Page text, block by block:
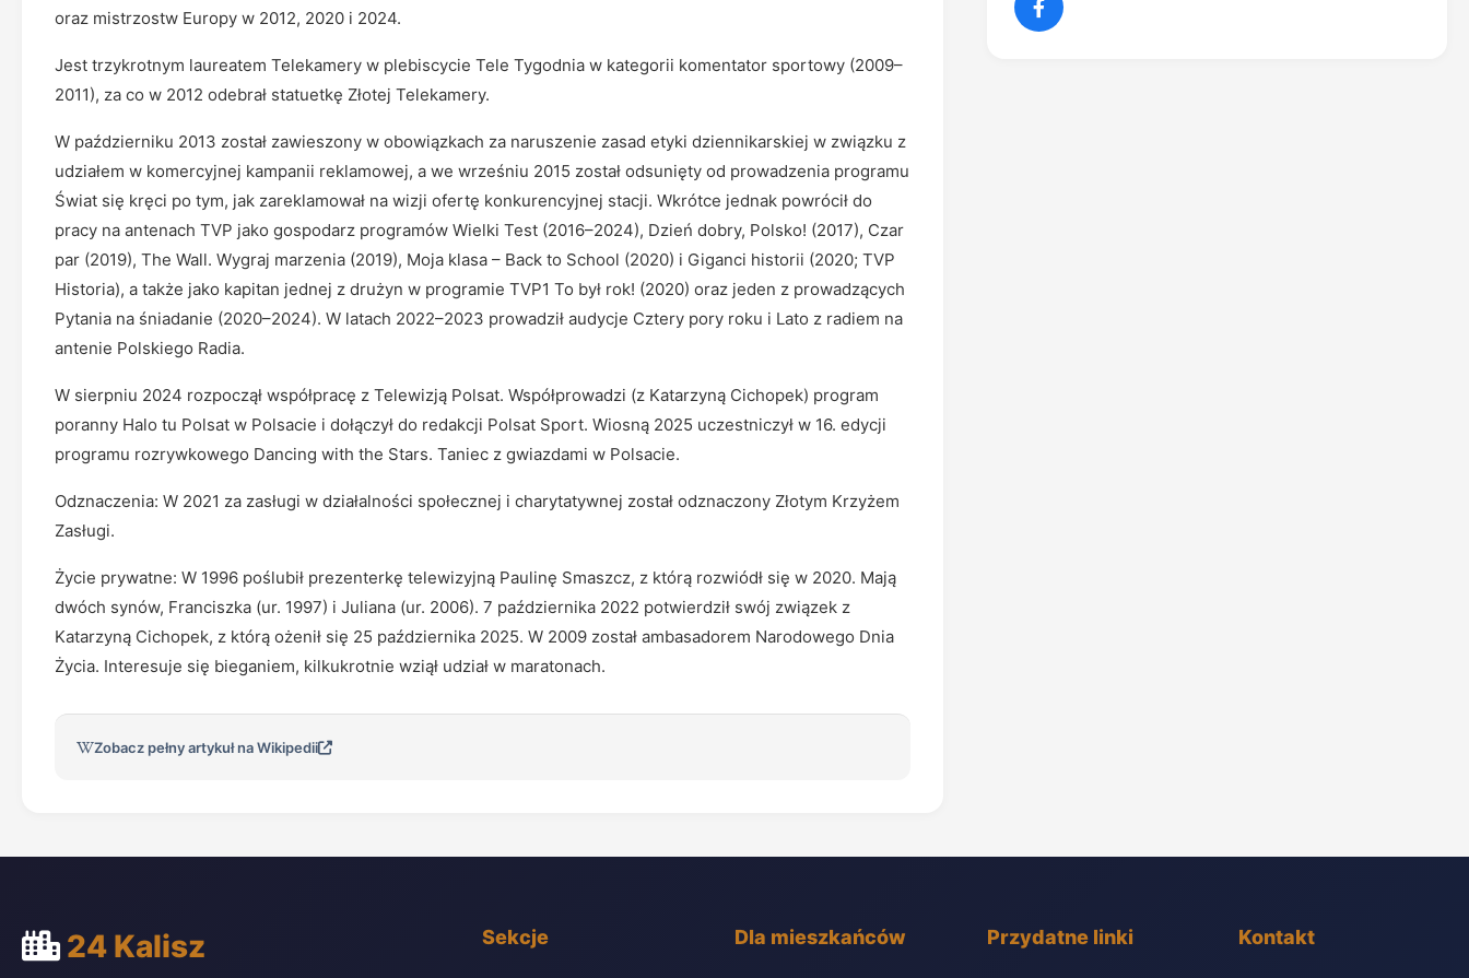
oraz mistrzostw Europy w 2012, 2020 i 2024.
Jest trzykrotnym laureatem Telekamery w plebiscycie Tele Tygodnia w kategorii komentator sportowy (2009–
2011), za co w 2012 odebrał statuetkę Złotej Telekamery.
W październiku 2013 został zawieszony w obowiązkach za naruszenie zasad etyki dziennikarskiej w związku z
udziałem w komercyjnej kampanii reklamowej, a we wrześniu 2015 został odsunięty od prowadzenia programu
Świat się kręci po tym, jak zareklamował na wizji ofertę konkurencyjnej stacji. Wkrótce jednak powrócił do
pracy na antenach TVP jako gospodarz programów Wielki Test (2016–2024), Dzień dobry, Polsko! (2017), Czar
par (2019), The Wall. Wygraj marzenia (2019), Moja klasa – Back to School (2020) i Giganci historii (2020; TVP
Historia), a także jako kapitan jednej z drużyn w programie TVP1 To był rok! (2020) oraz jeden z prowadzących
Pytania na śniadanie (2020–2024). W latach 2022–2023 prowadził audycje Cztery pory roku i Lato z radiem na
antenie Polskiego Radia.
W sierpniu 2024 rozpoczął współpracę z Telewizją Polsat. Współprowadzi (z Katarzyną Cichopek) program
poranny Halo tu Polsat w Polsacie i dołączył do redakcji Polsat Sport. Wiosną 2025 uczestniczył w 16. edycji
programu rozrywkowego Dancing with the Stars. Taniec z gwiazdami w Polsacie.
Odznaczenia: W 2021 za zasługi w działalności społecznej i charytatywnej został odznaczony Złotym Krzyżem
Zasługi.
Życie prywatne: W 1996 poślubił prezenterkę telewizyjną Paulinę Smaszcz, z którą rozwiódł się w 2020. Mają
dwóch synów, Franciszka (ur. 1997) i Juliana (ur. 2006). 7 października 2022 potwierdził swój związek z
Katarzyną Cichopek, z którą ożenił się 25 października 2025. W 2009 został ambasadorem Narodowego Dnia
Życia. Interesuje się bieganiem, kilkukrotnie wziął udział w maratonach.
Zobacz pełny artykuł na Wikipedii
24 Kalisz Sekcje Dla mieszkańców Przydatne linki Kontakt